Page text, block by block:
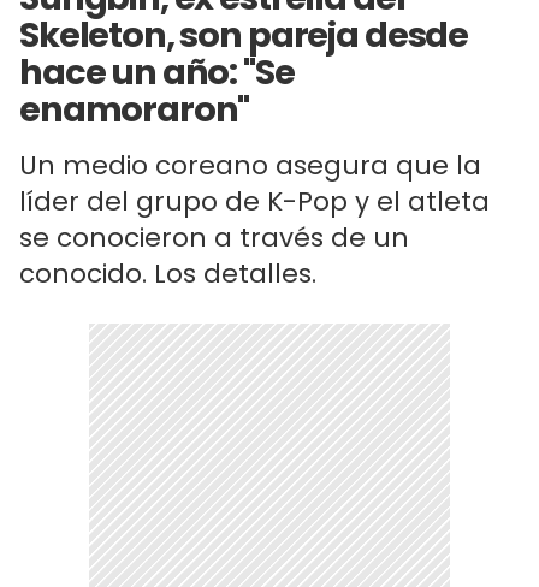
Skeleton, son pareja desde
hace un año: "Se
enamoraron"
Un medio coreano asegura que la
líder del grupo de K-Pop y el atleta
se conocieron a través de un
conocido. Los detalles.